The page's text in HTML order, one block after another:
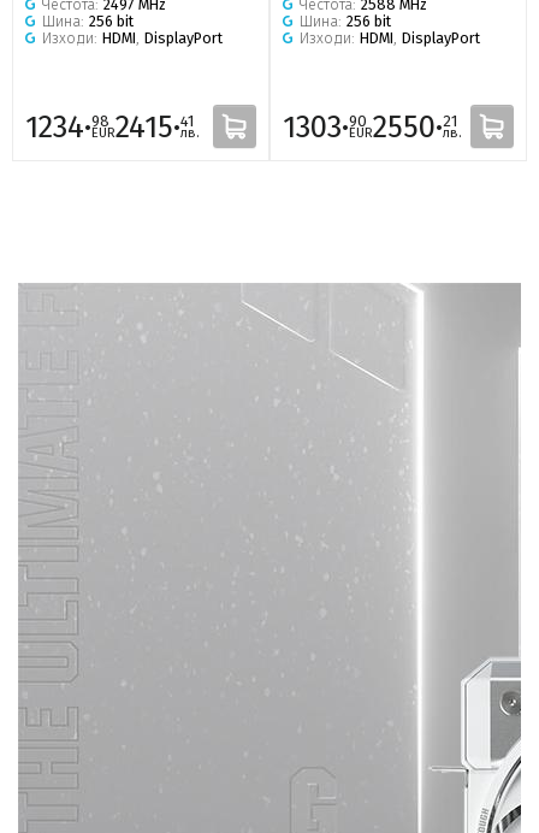
Честота: 2497 MHz
Шина: 256 bit
Изходи: HDMI, DisplayPort
1234·98
EUR2415·41
лв.
Честота: 2588 MHz
Шина: 256 bit
Изходи: HDMI, DisplayPort
1303·90
EUR2550·21
лв.